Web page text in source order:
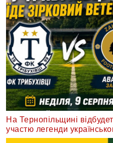
На Тернопільщині
участю легенди